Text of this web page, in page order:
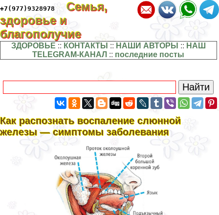
+7(977)9328978
Семья,
здоровье и
благополучие
ЗДОРОВЬЕ :: КОНТАКТЫ :: НАШИ АВТОРЫ :: НАШ
TELEGRAM-КАНАЛ :: последние посты
Как распознать воспаление слюнной
железы — симптомы заболевания